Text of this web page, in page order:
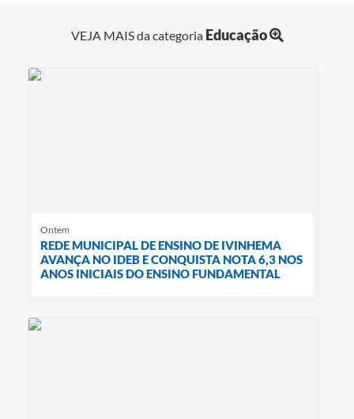
VEJA MAIS da categoria Educação
Ontem
REDE MUNICIPAL DE ENSINO DE IVINHEMA
AVANÇA NO IDEB E CONQUISTA NOTA 6,3 NOS
ANOS INICIAIS DO ENSINO FUNDAMENTAL